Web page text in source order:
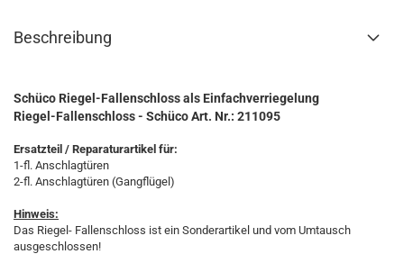
Beschreibung
Schüco Riegel-Fallenschloss als Einfachverriegelung
Riegel-Fallenschloss - Schüco Art. Nr.: 211095
Ersatzteil / Reparaturartikel für:
1-fl. Anschlagtüren
2-fl. Anschlagtüren (Gangflügel)
Hinweis:
Das Riegel- Fallenschloss ist ein Sonderartikel und vom Umtausch
ausgeschlossen!